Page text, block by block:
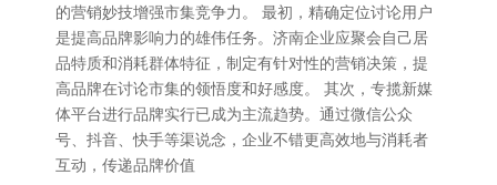
的营销妙技增强市集竞争力。 最初，精确定位讨论用户
是提高品牌影响力的雄伟任务。济南企业应聚会自己居
品特质和消耗群体特征，制定有针对性的营销决策，提
高品牌在讨论市集的领悟度和好感度。 其次，专揽新媒
体平台进行品牌实行已成为主流趋势。通过微信公众
号、抖音、快手等渠说念，企业不错更高效地与消耗者
互动，传递品牌价值